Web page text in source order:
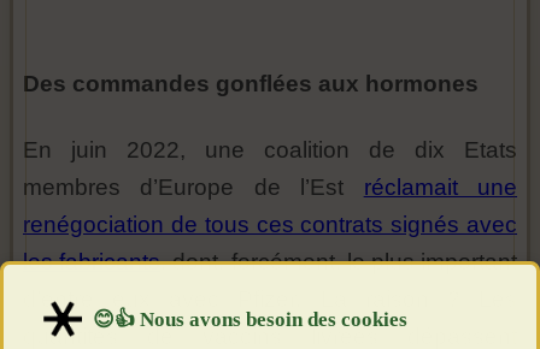
Des commandes gonflées aux hormones
En juin 2022, une coalition de dix Etats
membres d’Europe de l’Est réclamait une
renégociation de tous ces contrats signés avec
les fabricants, dont, forcément, le plus important
d’entre eux avec Pfizer. La raison ? Les
quantités de vaccins livrées dépassent